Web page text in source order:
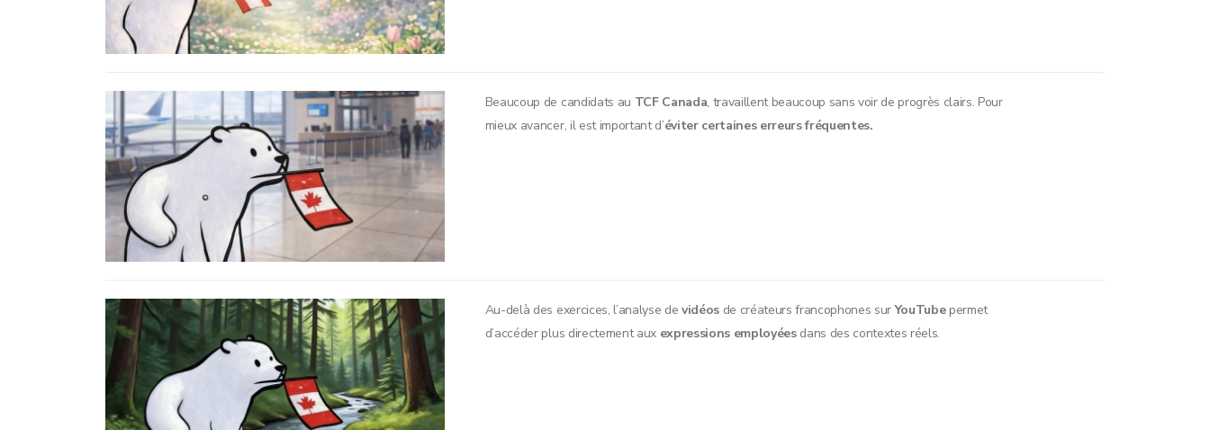
Beaucoup de candidats au TCF Canada, travaillent beaucoup sans voir de progrès clairs. Pour
mieux avancer, il est important d’éviter certaines erreurs fréquentes.
Au-delà des exercices, l’analyse de vidéosde créateurs francophones surYouTubepermet
d’accéder plus directement aux expressions employéesdans des contextes réels.